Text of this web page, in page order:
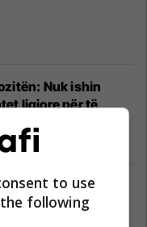
Nuk ishin
ligjore për të
në votim edhe
ndërkombëtare
to use
following